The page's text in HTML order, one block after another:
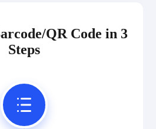
QR Code in 3
Steps